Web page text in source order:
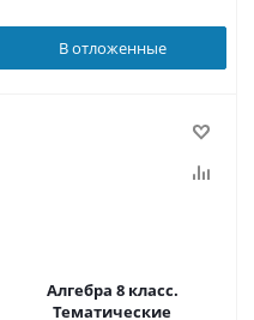
В отложенные
Алгебра 8 класс.
Тематические